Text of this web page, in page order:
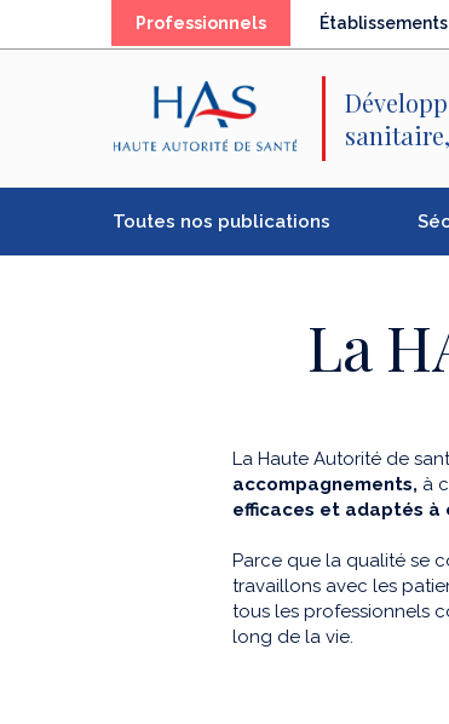
Professionnels(élément
Toutes nos publications
La
La Haute Autorité de
accompagnements, à
efficaces et adaptés à
Parce que la qualité se
travaillons avec les
tous les professionnels
long de la vie.